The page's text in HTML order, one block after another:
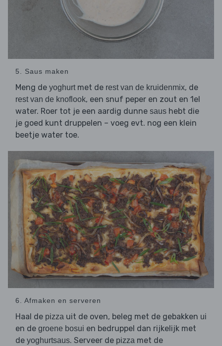
5. Saus maken
Meng de yoghurtmet de rest van de kruidenmix, de
rest van de knoflook, een snuf peper en zout en 1el
water. Roer tot je een aardig dunne saus hebt die
je goed kunt druppelen – voeg evt. nog een klein
beetje water toe.
6. Afmaken en serveren
Haal de pizza uit de oven, beleg met de gebakken ui
en de groene bosui en bedruppel dan rijkelijk met
de yoghurtsaus. Serveer de pizza met de